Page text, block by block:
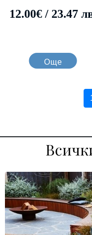
12.00€/ 23.47
Още